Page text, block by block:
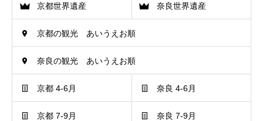
京都世界遺産 奈良世界遺産
京都の観光 あいうえお順
奈良の観光 あいうえお順
京都 4-6月 奈良 4-6月
京都 7-9月 奈良 7-9月